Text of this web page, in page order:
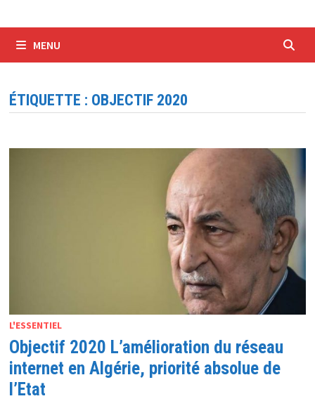
MENU
ÉTIQUETTE : OBJECTIF 2020
L'ESSENTIEL
Objectif 2020 L’amélioration du réseau
internet en Algérie, priorité absolue de
l’Etat